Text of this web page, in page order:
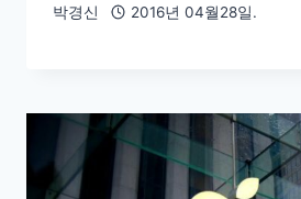
박경신 2016년 04월28일.